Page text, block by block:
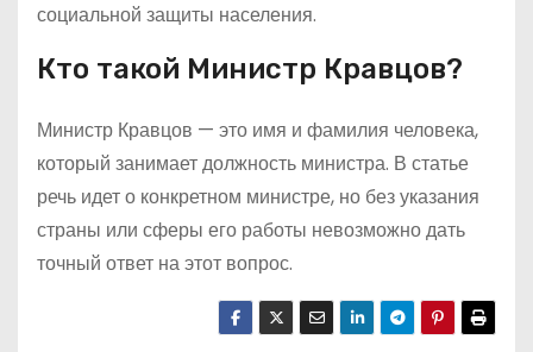
социальной защиты населения.
Кто такой Министр Кравцов?
Министр Кравцов — это имя и фамилия человека,
который занимает должность министра. В статье
речь идет о конкретном министре, но без указания
страны или сферы его работы невозможно дать
точный ответ на этот вопрос.